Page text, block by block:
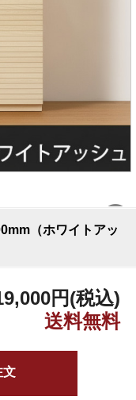
（ホワイトアッ
円(税込)
文